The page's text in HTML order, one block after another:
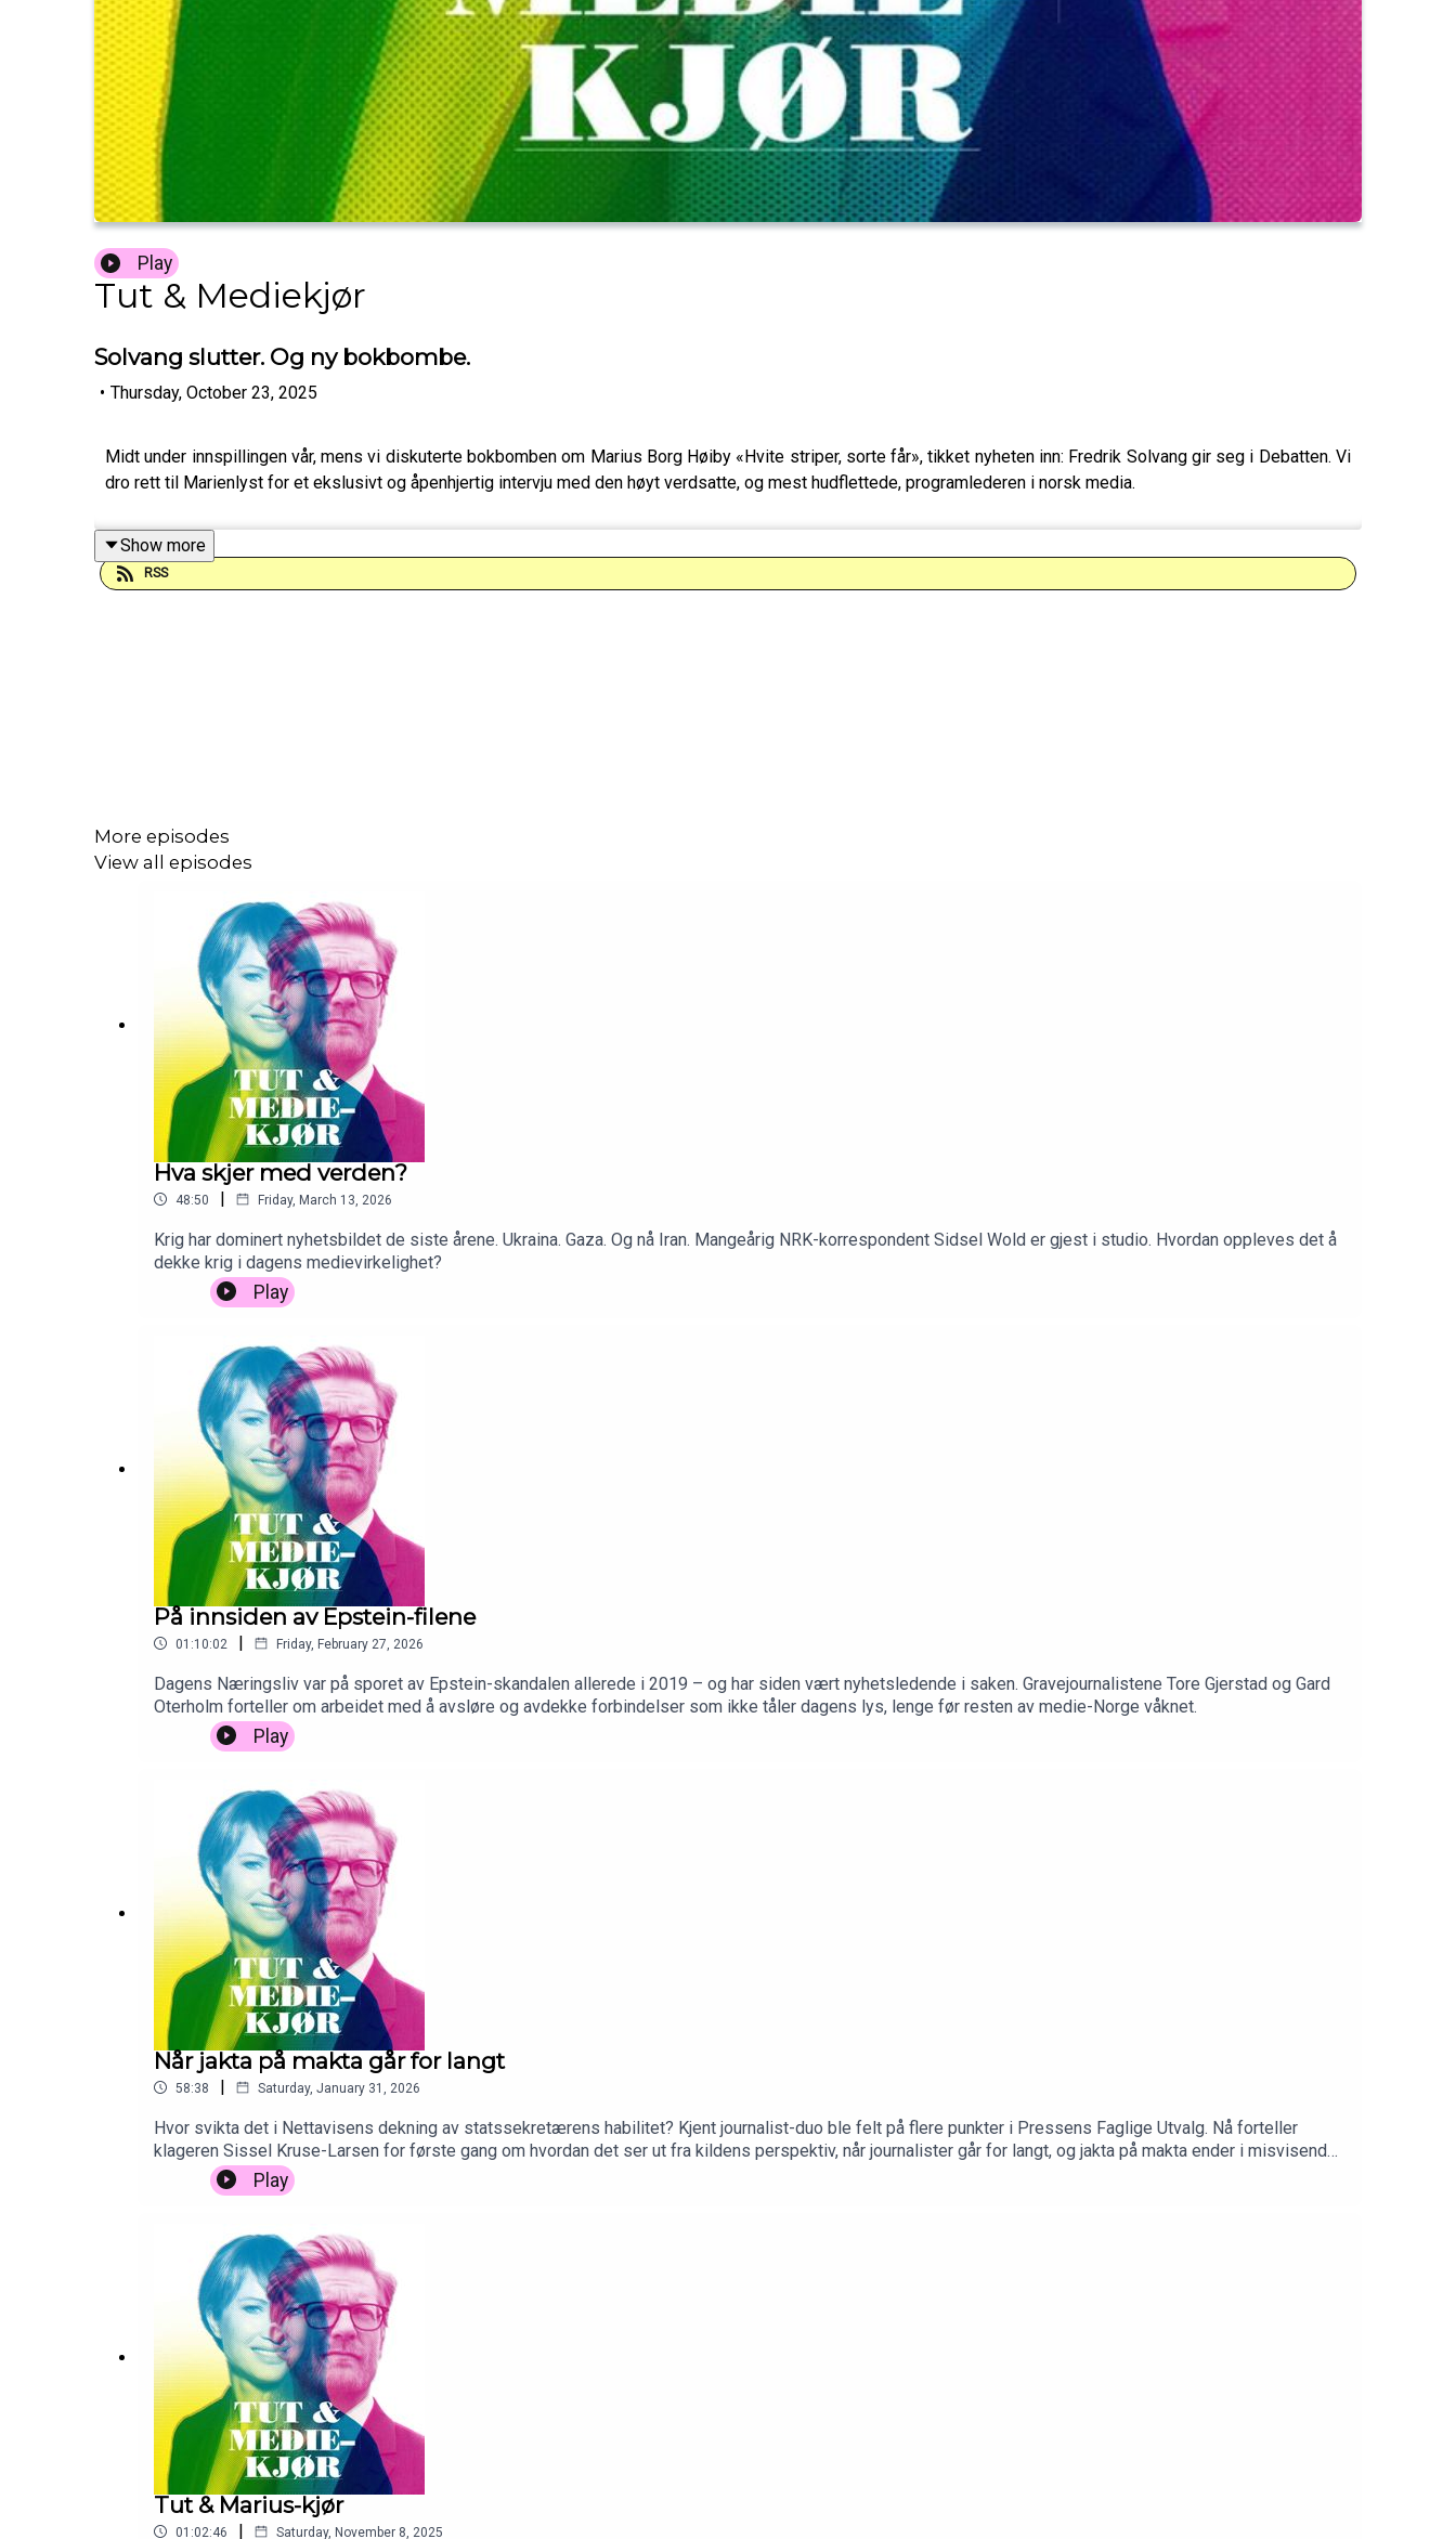
Play
Tut & Mediekjør
Solvang slutter. Og ny bokbombe.
• Thursday, October 23, 2025
Midt under innspillingen vår, mens vi diskuterte bokbomben om Marius Borg Høiby «Hvite striper, sorte får», tikket nyheten inn: Fredrik Solvang gir seg i Debatten. Vi
dro rett til Marienlyst for et ekslusivt og åpenhjertig intervju med den høyt verdsatte, og mest hudflettede, programlederen i norsk media.
Show more
RSS
More episodes
View all episodes
Hva skjer med verden?
48:50 | Friday, March 13, 2026
Krig har dominert nyhetsbildet de siste årene. Ukraina. Gaza. Og nå Iran. Mangeårig NRK-korrespondent Sidsel Wold er gjest i studio. Hvordan oppleves det å
dekke krig i dagens medievirkelighet?
Play
På innsiden av Epstein-filene
01:10:02 | Friday, February 27, 2026
Dagens Næringsliv var på sporet av Epstein-skandalen allerede i 2019 – og har siden vært nyhetsledende i saken. Gravejournalistene Tore Gjerstad og Gard
Oterholm forteller om arbeidet med å avsløre og avdekke forbindelser som ikke tåler dagens lys, lenge før resten av medie-Norge våknet.
Play
Når jakta på makta går for langt
58:38 | Saturday, January 31, 2026
Hvor svikta det i Nettavisens dekning av statssekretærens habilitet? Kjent journalist-duo ble felt på flere punkter i Pressens Faglige Utvalg. Nå forteller
klageren Sissel Kruse-Larsen for første gang om hvordan det ser ut fra kildens perspektiv, når journalister går for langt, og jakta på makta ender i misvisende
fremstilling.
Play
Tut & Marius-kjør
01:02:46 | Saturday, November 8, 2025